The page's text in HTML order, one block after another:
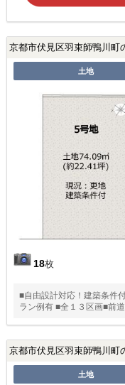
京都市伏見区羽束師鴨川町
土地
18枚
■自由設計対応！建築条件
ラン例有 ■全１３区画■前
京都市伏見区羽束師鴨川町
土地